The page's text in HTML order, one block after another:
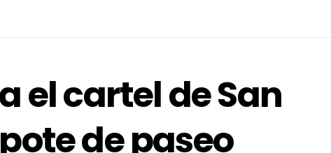
su temporada de figura y el palco niega el premio a Roca Rey
el cartel de San
de paseo